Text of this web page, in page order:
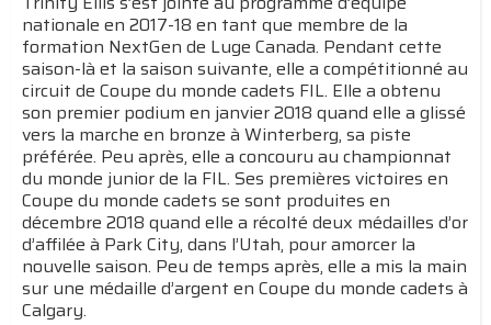
nationale en 2017-18 en tant que membre de la
formation NextGen de Luge Canada. Pendant cette
saison-là et la saison suivante, elle a compétitionné au
circuit de Coupe du monde cadets FIL. Elle a obtenu
son premier podium en janvier 2018 quand elle a glissé
vers la marche en bronze à Winterberg, sa piste
préférée. Peu après, elle a concouru au championnat
du monde junior de la FIL. Ses premières victoires en
Coupe du monde cadets se sont produites en
décembre 2018 quand elle a récolté deux médailles d’or
d’affilée à Park City, dans l’Utah, pour amorcer la
nouvelle saison. Peu de temps après, elle a mis la main
sur une médaille d’argent en Coupe du monde cadets à
Calgary.